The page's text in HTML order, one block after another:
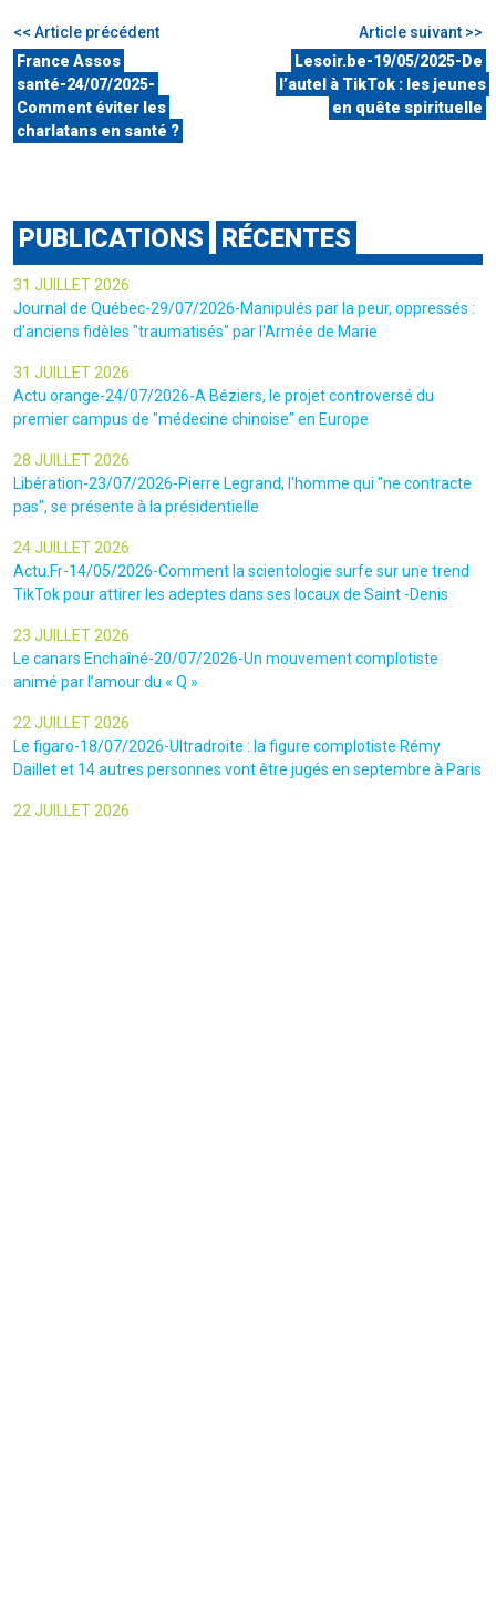
<< Article précédent
France Assos
santé-24/07/2025-
Comment éviter les
charlatans en santé ?
Article suivant >>
Lesoir.be-19/05/2025-De
l’autel à TikTok : les jeunes
en quête spirituelle
PUBLICATIONS RÉCENTES
31 JUILLET 2026
Journal de Québec-29/07/2026-Manipulés par la peur, oppressés :
d'anciens fidèles "traumatisés" par l'Armée de Marie
31 JUILLET 2026
Actu orange-24/07/2026-A Béziers, le projet controversé du
premier campus de "médecine chinoise" en Europe
28 JUILLET 2026
Libération-23/07/2026-Pierre Legrand, l'homme qui "ne contracte
pas", se présente à la présidentielle
24 JUILLET 2026
Actu.Fr-14/05/2026-Comment la scientologie surfe sur une trend
TikTok pour attirer les adeptes dans ses locaux de Saint -Denis
23 JUILLET 2026
Le canars Enchaîné-20/07/2026-Un mouvement complotiste
animé par l’amour du « Q »
22 JUILLET 2026
Le figaro-18/07/2026-Ultradroite : la figure complotiste Rémy
Daillet et 14 autres personnes vont être jugés en septembre à Paris
22 JUILLET 2026